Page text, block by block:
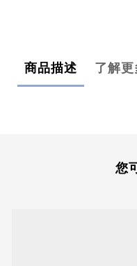
商品描述 了解更
您